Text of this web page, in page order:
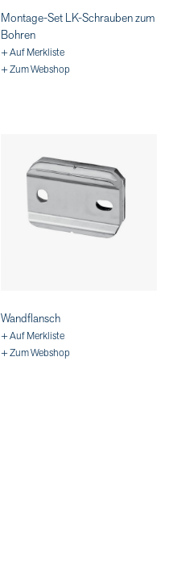
Montage-Set LK-Schrauben zum
Bohren
+ Auf Merkliste
+ Zum Webshop
Wandflansch
+ Auf Merkliste
+ Zum Webshop